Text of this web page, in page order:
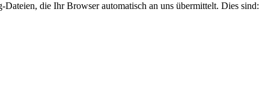
die Ihr Browser automatisch an uns übermittelt. Dies sind: